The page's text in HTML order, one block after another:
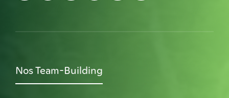
Nos Team-Building